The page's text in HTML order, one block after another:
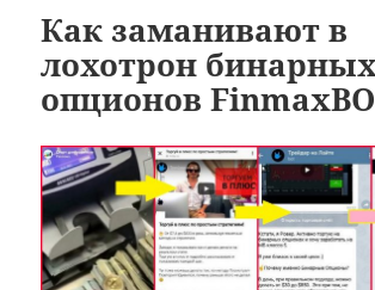
Как заманивают в
лохотрон
опционов FinmaxBO